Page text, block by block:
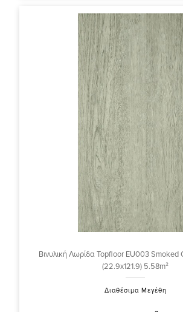
Βινυλική Λωρίδα Topfloor EU003
(22.9x121.9) 5.58m²
Διαθέσιμα Μεγέθη